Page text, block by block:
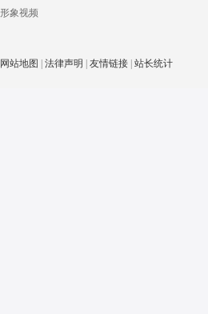
形象视频
网站地图 法律声明 友情链接 站长统计